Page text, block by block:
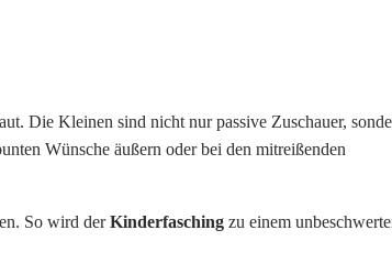
Die Kleinen sind nicht nur passive Zuschauer,
Wünsche äußern oder bei den mitreißenden
So wird derKinderfasching zu einem